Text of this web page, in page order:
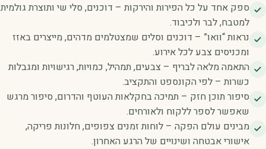
ספק אחד על כל הפירות והירקות – דוכנים, סלי שי ותוצרת גולמית
למטבח, לבר ולכיבוד.
נראות “וואו” – דוכנים וסלים שמצטלמים מדהים, מייצרים באזז
ומכניסים צבע לכל אירוע.
התאמה מלאה לבריף – צבעים, תמהיל, כמויות, רגישויות ומגבלות
כשרות – לפי הקונספט והתקציב.
סיפור תוכן חזק – תמיכה בחקלאות העוטף והדרום, סיפור מרגש
שאפשר לספר ללקוח ולאורחים.
מבינים עולם הפקה – לוחות זמנים צפופים, חלונות פריקה,
אישורי אבטחה ושינויים של הרגע האחרון.